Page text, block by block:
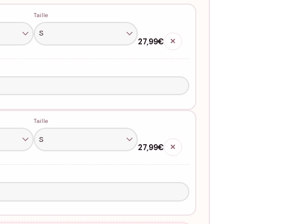
Taille
27,99€ ✕
Taille
27,99€ ✕